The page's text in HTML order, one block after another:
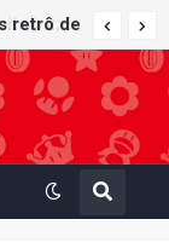
retrô de
Circuit